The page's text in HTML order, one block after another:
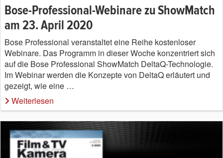
Bose-Professional-Webinare zu ShowMatch
am 23. April 2020
Bose Professional veranstaltet eine Reihe kostenloser
Webinare. Das Programm in dieser Woche konzentriert sich
auf die Bose Professional ShowMatch DeltaQ-Technologie.
Im Webinar werden die Konzepte von DeltaQ erläutert und
gezeigt, wie eine …
Weiterlesen